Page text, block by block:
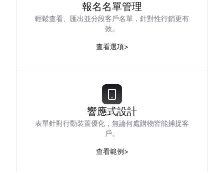
報名名單管理
輕鬆查看、匯出並分段客戶名單，針對性行銷更有
效。
查看選項>
響應式設計
表單針對行動裝置優化，無論何處購物皆能捕捉客
戶。
查看範例>